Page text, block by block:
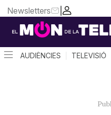
|
Newsletters
AUDIÈNCIES TELEVISIÓ